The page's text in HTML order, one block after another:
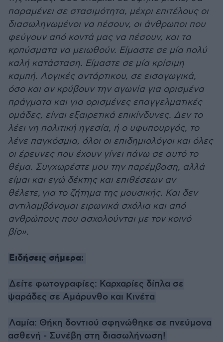
παραμένει σε στασιμότητα, μέχρι επιτέλους οι
διασωληνωμένοι να πέσουν, οι άνθρωποι που
φεύγουν από κοντά μας να πέσουν, και τα
κρπύσματα να μειωθούν. Είμαστε σε μία πολύ
καλή κατάσταση. Είμαστε σε μία κρίσιμη
καμπή. Λογικές αντάρτικου, σε εισαγωγικά,
όσο και αν κρύβουν την αγωνία για ορισμένα
πράγματα και για ορισμένες επαγγελματικές
ομάδες, είναι εξαιρετικά επικίνδυνες. Δεν το
λέει νη πολιτική ηγεσία, ή ο υφυπουργός, το
λένε παγκόσμια, όλοι οι επιδημιολόγοι και όλες
οι έρευνες που έχουν γίνει πάνω σε αυτό το
θέμα. Συγχωρέστε μου την παρέμβαση, αλλά
είμαι και εγώ δέκτης και επιθέσεων αν
θέλετε, για το ζήτημα της μουσικής. Και δεν
αντιλαμβάνομαι ειρωνικά σχόλια και από
ανθρώπους που ασχολούνται με τον κοινό
βίο».
Ειδήσεις σήμερα:
Δείτε φωτογραφίες: Καρχαρίες δίπλα σε
ψαράδες σε Αμάρυνθο και Κινέτα
Λαμία: Θήκη δοντιού σφηνώθηκε σε πνεύμονα
ασθενή - Συνέβη στη διασωλήνωση!